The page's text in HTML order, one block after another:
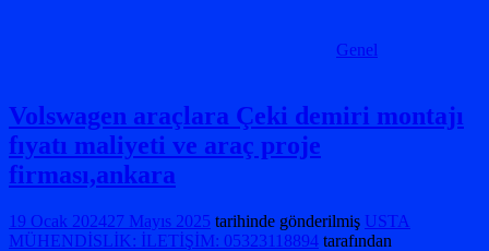
Genel
Volswagen araçlara Çeki demiri montajı
fıyatı maliyeti ve araç proje
firması,ankara
19 Ocak 202427 Mayıs 2025 tarihinde gönderilmiş USTA
MÜHENDİSLİK: İLETİŞİM: 05323118894 tarafından